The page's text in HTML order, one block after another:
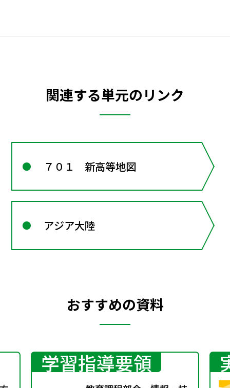
関連する単元のリンク
７０１ 新高等地図
アジア大陸
おすすめの資料
学習指導要領